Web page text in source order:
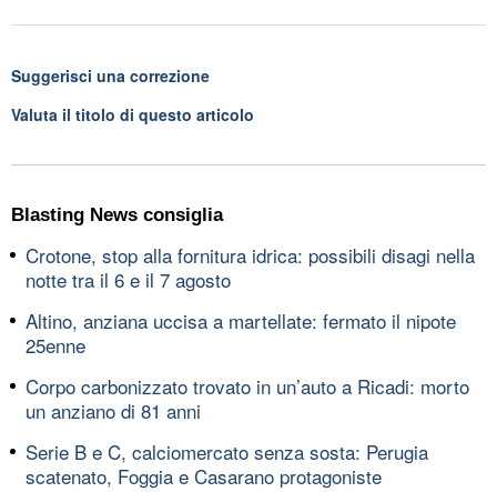
Suggerisci una correzione
Valuta il titolo di questo articolo
Blasting News consiglia
Crotone, stop alla fornitura idrica: possibili disagi nella
notte tra il 6 e il 7 agosto
Altino, anziana uccisa a martellate: fermato il nipote
25enne
Corpo carbonizzato trovato in un’auto a Ricadi: morto
un anziano di 81 anni
Serie B e C, calciomercato senza sosta: Perugia
scatenato, Foggia e Casarano protagoniste